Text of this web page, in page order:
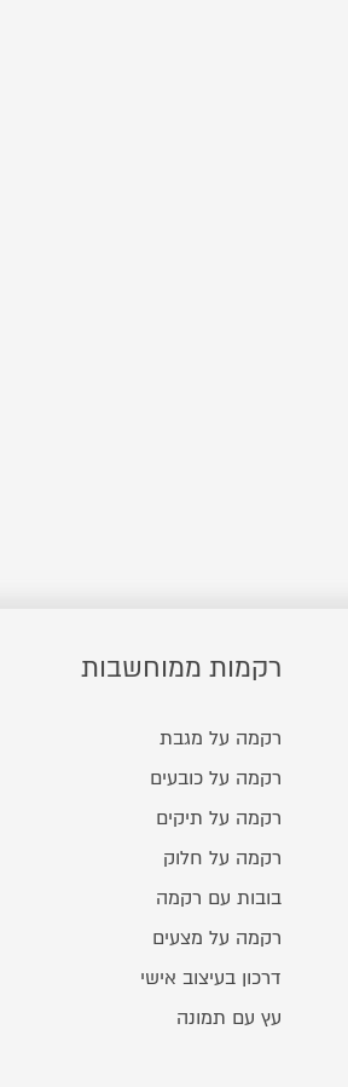
רקמות ממוחשבות
רקמה על מגבת
רקמה על כובעים
רקמה על תיקים
רקמה על חלוק
בובות עם רקמה
רקמה על מצעים
דרכון בעיצוב אישי
עץ עם תמונה